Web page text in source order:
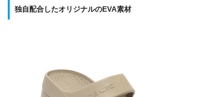
独自配合したオリジナルのEVA素材